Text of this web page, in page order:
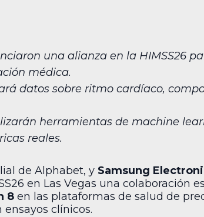
una alianza en la HIMSS26
médica.
datos sobre ritmo cardíaco,
herramientas de machine
reales.
de Alphabet, y Samsung
en Las Vegas una colaboración
8 en las plataformas de salud de
clínicos.